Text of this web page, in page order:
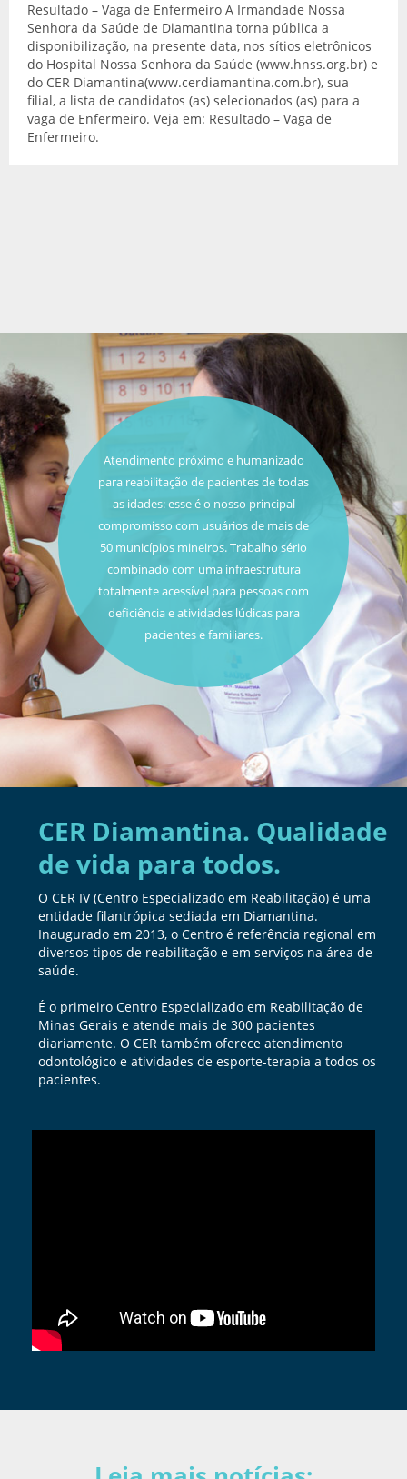
Resultado – Vaga de Enfermeiro A Irmandade Nossa
Senhora da Saúde de Diamantina torna pública a
disponibilização, na presente data, nos sítios eletrônicos
do Hospital Nossa Senhora da Saúde (www.hnss.org.br) e
do CER Diamantina(www.cerdiamantina.com.br), sua
filial, a lista de candidatos (as) selecionados (as) para a
vaga de Enfermeiro. Veja em: Resultado – Vaga de
Enfermeiro.
Atendimento próximo e humanizado
para reabilitação de pacientes de todas
as idades: esse é o nosso principal
compromisso com usuários de mais de
50 municípios mineiros. Trabalho sério
combinado com uma infraestrutura
totalmente acessível para pessoas com
deficiência e atividades lúdicas para
pacientes e familiares.
CER Diamantina. Qualidade
de vida para todos.
O CER IV (Centro Especializado em Reabilitação) é uma
entidade filantrópica sediada em Diamantina.
Inaugurado em 2013, o Centro é referência regional em
diversos tipos de reabilitação e em serviços na área de
saúde.
É o primeiro Centro Especializado em Reabilitação de
Minas Gerais e atende mais de 300 pacientes
diariamente. O CER também oferece atendimento
odontológico e atividades de esporte-terapia a todos os
pacientes.